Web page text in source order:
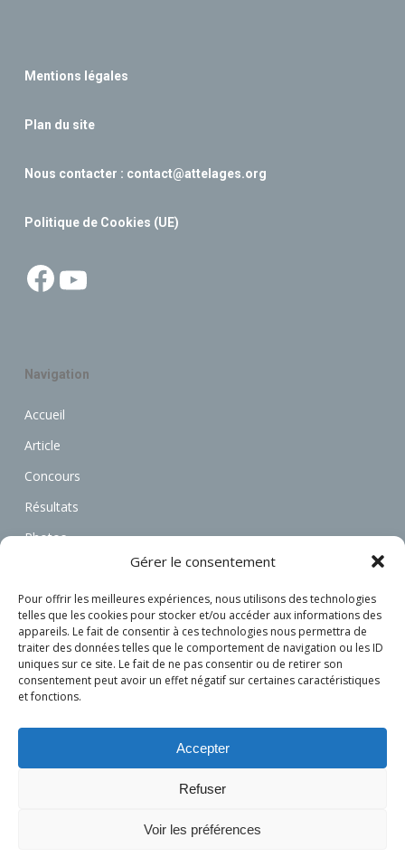
Gérer le consentement
Pour offrir les meilleures expériences, nous utilisons des technologies
telles que les cookies pour stocker et/ou accéder aux informations des
appareils. Le fait de consentir à ces technologies nous permettra de
traiter des données telles que le comportement de navigation ou les ID
uniques sur ce site. Le fait de ne pas consentir ou de retirer son
consentement peut avoir un effet négatif sur certaines caractéristiques
et fonctions.
Accepter
Refuser
Voir les préférences
Mentions légales
Plan du site
Nous contacter : contact@attelages.org
Politique de Cookies (UE)
Facebook
Navigation
Accueil
Article
Concours
Résultats
Photos
Annonces
Associations
Actualités
Connexion